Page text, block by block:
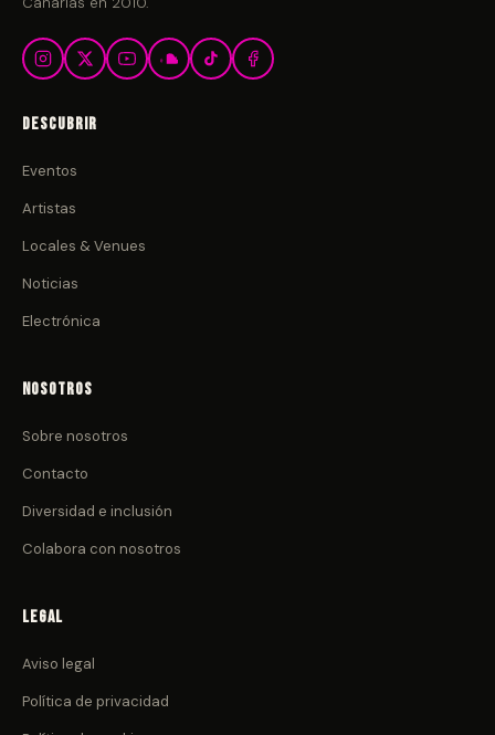
Descubrir
Eventos
Artistas
Locales & Venues
Noticias
Electrónica
Nosotros
Sobre nosotros
Contacto
Diversidad e inclusión
Colabora con nosotros
Legal
Aviso legal
Política de privacidad